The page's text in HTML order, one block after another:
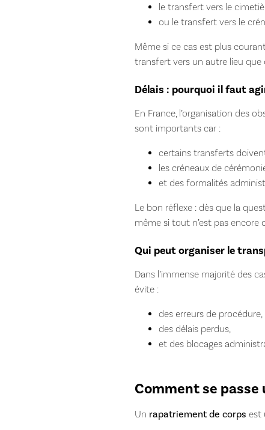
le transfert vers le
ou le transfert vers le
Même si ce cas est plus
transfert vers un autre lieu que
Délais : pourquoi il faut
En France, l’organisation des
sont importants car :
certains transferts
les créneaux de
et des formalités
Le bon réflexe : dès que la
même si tout n’est pas encore
Qui peut organiser le
Dans l’immense majorité des
évite :
des erreurs de procédure,
des délais perdus,
et des blocages
Comment se passe
Un rapatriement de corps est